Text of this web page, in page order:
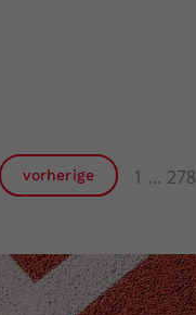
vorherige 1 278